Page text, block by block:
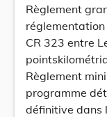
Règlement
CR 323 entre
Règlement
programme
définitive dans